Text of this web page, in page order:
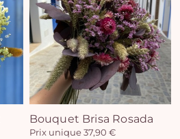
Bouquet Brisa Rosada
Prix unique 37,90 €